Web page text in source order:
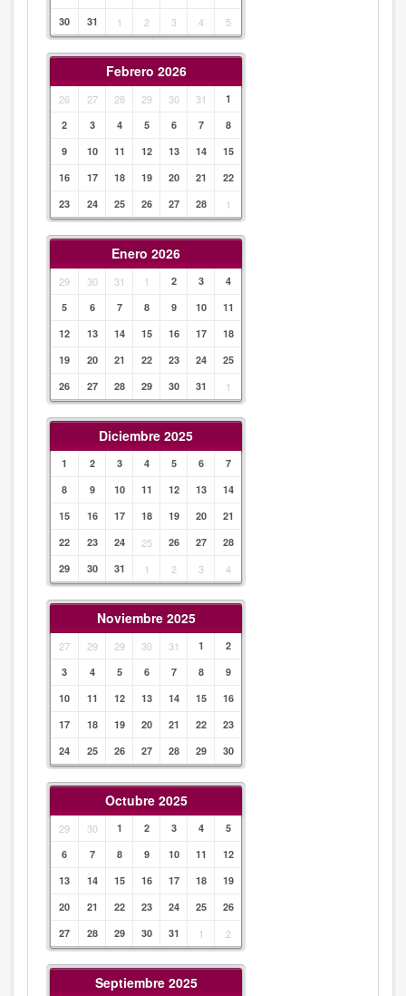
30
31 1 2 3 4 5
Febrero 2026
26 27 28 29 30 31
1
2
3 4 5 6 7
8
9
10 11 12 13 14
15
16
17 18 19 20 21
22
23
24 25 26 27 28 1
Enero 2026
29 30 31 1 2 3
4
5
6 7 8 9 10
11
12
13 14 15 16 17
18
19
20 21 22 23 24
25
26
27 28 29 30 31 1
Diciembre 2025
1 2 3 4 5 6
7
8
9 10 11 12 13
14
15
16 17 18 19 20
21
22
23 24 25 26 27
28
29
30 31 1 2 3 4
Noviembre 2025
27 29 29 30 31 1
2
3
4 5 6 7 8
9
10
11 12 13 14 15
16
17
18 19 20 21 22
23
24
25 26 27 28 29 30
Octubre 2025
29 30 1 2 3 4
5
6
7 8 9 10 11
12
13
14 15 16 17 18
19
20
21 22 23 24 25
26
27
28 29 30 31 1 2
Septiembre 2025